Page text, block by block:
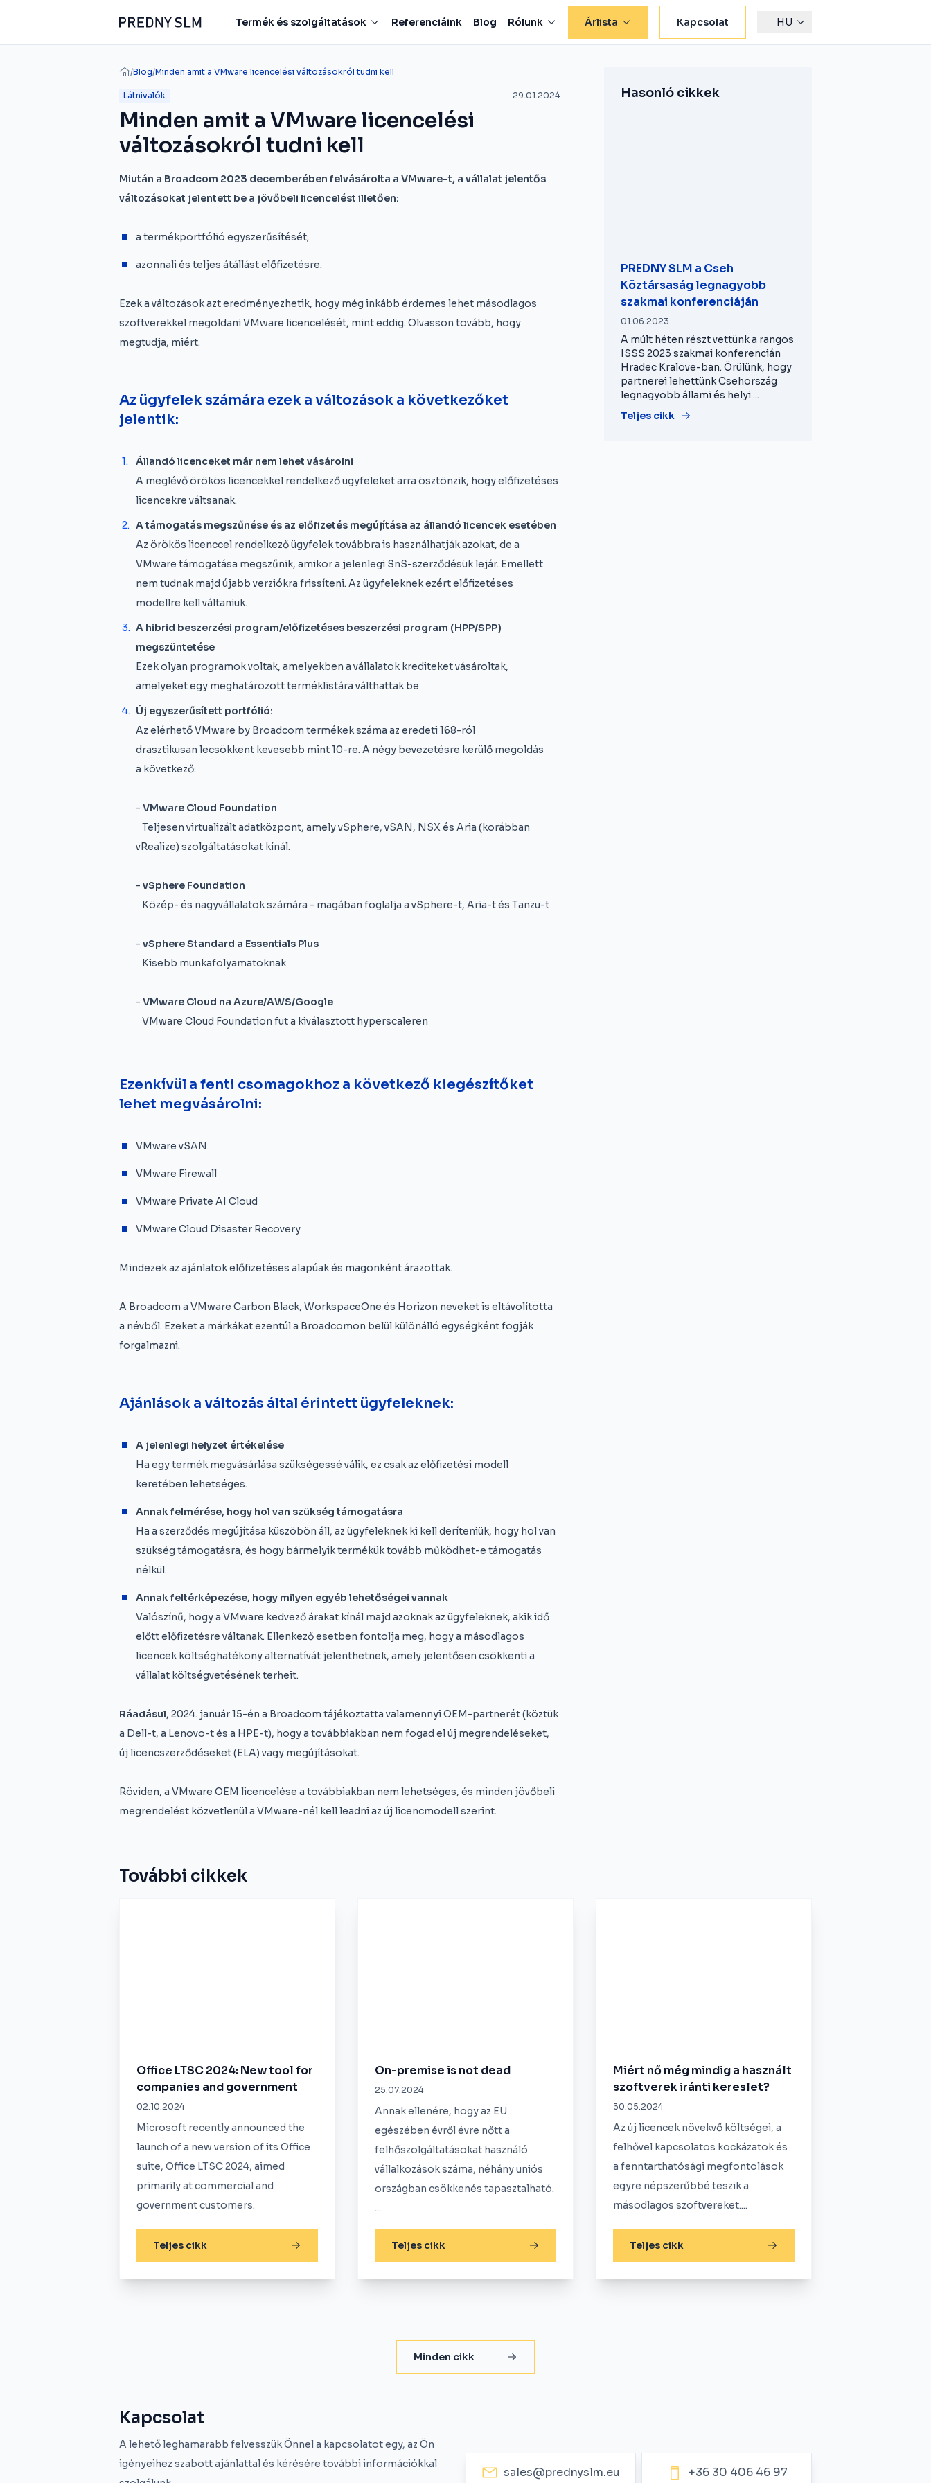
Termék és szolgáltatások Referenciáink Blog Rólunk Árlista Kapcsolat HU
/Blog/Minden amit a VMware licencelési változásokról tudni kell
Látnivalók 29.01.2024
Minden amit a VMware licencelési
változásokról tudni kell
Miután a Broadcom 2023 decemberében felvásárolta a VMware-t, a vállalat jelentős
változásokat jelentett be a jövőbeli licencelést illetően:
a termékportfólió egyszerűsítését;
azonnali és teljes átállást előfizetésre.
Ezek a változások azt eredményezhetik, hogy még inkább érdemes lehet másodlagos
szoftverekkel megoldani VMware licencelését, mint eddig. Olvasson tovább, hogy
megtudja, miért.
Az ügyfelek számára ezek a változások a következőket
jelentik:
Állandó licenceket már nem lehet vásárolni
A meglévő örökös licencekkel rendelkező ügyfeleket arra ösztönzik, hogy előfizetéses
licencekre váltsanak.
A támogatás megszűnése és az előfizetés megújítása az állandó licencek esetében
Az örökös licenccel rendelkező ügyfelek továbbra is használhatják azokat, de a
VMware támogatása megszűnik, amikor a jelenlegi SnS-szerződésük lejár. Emellett
nem tudnak majd újabb verziókra frissíteni. Az ügyfeleknek ezért előfizetéses
modellre kell váltaniuk.
A hibrid beszerzési program/előfizetéses beszerzési program (HPP/SPP)
megszüntetése
Ezek olyan programok voltak, amelyekben a vállalatok krediteket vásároltak,
amelyeket egy meghatározott terméklistára válthattak be
Új egyszerűsített portfólió:
Az elérhető VMware by Broadcom termékek száma az eredeti 168-ról
drasztikusan lecsökkent kevesebb mint 10-re. A négy bevezetésre kerülő megoldás
a következő:
- VMware Cloud Foundation
Teljesen virtualizált adatközpont, amely vSphere, vSAN, NSX és Aria (korábban
vRealize) szolgáltatásokat kínál.
- vSphere Foundation
Közép- és nagyvállalatok számára - magában foglalja a vSphere-t, Aria-t és Tanzu-t
- vSphere Standard a Essentials Plus
Kisebb munkafolyamatoknak
- VMware Cloud na Azure/AWS/Google
VMware Cloud Foundation fut a kiválasztott hyperscaleren
Ezenkívül a fenti csomagokhoz a következő kiegészítőket
lehet megvásárolni:
VMware vSAN
VMware Firewall
VMware Private AI Cloud
VMware Cloud Disaster Recovery
Mindezek az ajánlatok előfizetéses alapúak és magonként árazottak.
A Broadcom a VMware Carbon Black, WorkspaceOne és Horizon neveket is eltávolította
a névből. Ezeket a márkákat ezentúl a Broadcomon belül különálló egységként fogják
forgalmazni.
Ajánlások a változás által érintett ügyfeleknek:
A jelenlegi helyzet értékelése
Ha egy termék megvásárlása szükségessé válik, ez csak az előfizetési modell
keretében lehetséges.
Annak felmérése, hogy hol van szükség támogatásra
Ha a szerződés megújítása küszöbön áll, az ügyfeleknek ki kell deríteniük, hogy hol van
szükség támogatásra, és hogy bármelyik termékük tovább működhet-e támogatás
nélkül.
Annak feltérképezése, hogy milyen egyéb lehetőségei vannak
Valószínű, hogy a VMware kedvező árakat kínál majd azoknak az ügyfeleknek, akik idő
előtt előfizetésre váltanak. Ellenkező esetben fontolja meg, hogy a másodlagos
licencek költséghatékony alternatívát jelenthetnek, amely jelentősen csökkenti a
vállalat költségvetésének terheit.
Ráadásul, 2024. január 15-én a Broadcom tájékoztatta valamennyi OEM-partnerét (köztük
a Dell-t, a Lenovo-t és a HPE-t), hogy a továbbiakban nem fogad el új megrendeléseket,
új licencszerződéseket (ELA) vagy megújításokat.
Röviden, a VMware OEM licencelése a továbbiakban nem lehetséges, és minden jövőbeli
megrendelést közvetlenül a VMware-nél kell leadni az új licencmodell szerint.
Hasonló cikkek
PREDNY SLM a Cseh
Köztársaság legnagyobb
szakmai konferenciáján
01.06.2023
A múlt héten részt vettünk a rangos
ISSS 2023 szakmai konferencián
Hradec Kralove-ban. Örülünk, hogy
partnerei lehettünk Csehország
legnagyobb állami és helyi ...
Teljes cikk
További cikkek
Office LTSC 2024: New tool for
companies and government
02.10.2024
Microsoft recently announced the
launch of a new version of its Office
suite, Office LTSC 2024, aimed
primarily at commercial and
government customers.
Teljes cikk
On-premise is not dead
25.07.2024
Annak ellenére, hogy az EU
egészében évről évre nőtt a
felhőszolgáltatásokat használó
vállalkozások száma, néhány uniós
országban csökkenés tapasztalható.
...
Teljes cikk
Miért nő még mindig a használt
szoftverek iránti kereslet?
30.05.2024
Az új licencek növekvő költségei, a
felhővel kapcsolatos kockázatok és
a fenntarthatósági megfontolások
egyre népszerűbbé teszik a
másodlagos szoftvereket....
Teljes cikk
Minden cikk
Kapcsolat
A lehető leghamarabb felvesszük Önnel a kapcsolatot egy, az Ön
igényeihez szabott ajánlattal és kérésére további információkkal
sales@prednyslm.eu +36 30 406 46 97